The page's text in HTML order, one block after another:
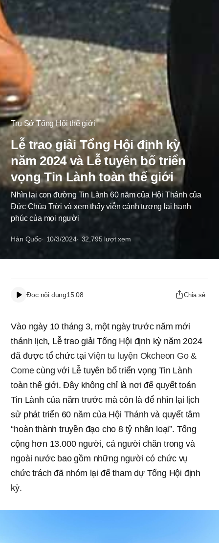
Trụ Sở Tổng Hội thế giới
Lễ trao giải Tổng Hội định kỳ
năm 2024 và Lễ tuyên bố triển
vọng Tin Lành toàn thế giới
Nhìn lại con đường Tin Lành 60 năm của Hội Thánh của
Đức Chúa Trời và xem thấy viễn cảnh tương lai hạnh
phúc của mọi người
Hàn Quốc 10/3/2024 32,795 lượt xem
Đọc nội dung15:08 Chia sẻ
Vào ngày 10 tháng 3, một ngày trước năm mới
thánh lịch, Lễ trao giải Tổng Hội định kỳ năm 2024
đã được tổ chức tạiViện tu luyện Okcheon Go &
Comecùng với Lễ tuyên bố triển vọng Tin Lành
toàn thế giới. Đây không chỉ là nơi để quyết toán
Tin Lành của năm trước mà còn là để nhìn lại lịch
sử phát triển 60 năm của Hội Thánh và quyết tâm
“hoàn thành truyền đạo cho 8 tỷ nhân loại”. Tổng
cộng hơn 13.000 người, cả người chăn trong và
ngoài nước bao gồm những người có chức vụ
chức trách đã nhóm lại để tham dự Tổng Hội định
kỳ.